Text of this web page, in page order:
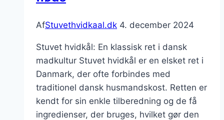
AfStuvethvidkaal.dk 4. december 2024
Stuvet hvidkål: En klassisk ret i dansk
madkultur Stuvet hvidkål er en elsket ret i
Danmark, der ofte forbindes med
traditionel dansk husmandskost. Retten er
kendt for sin enkle tilberedning og de få
ingredienser, der bruges, hvilket gør den